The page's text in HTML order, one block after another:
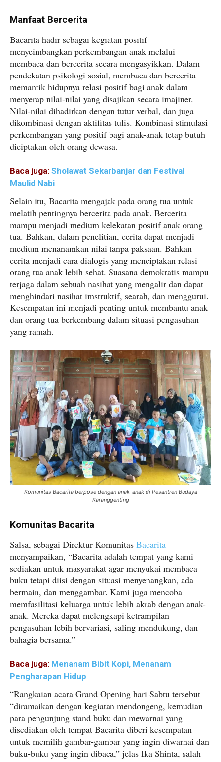
Manfaat Bercerita
Bacarita hadir sebagai kegiatan positif
menyeimbangkan perkembangan anak melalui
membaca dan bercerita secara mengasyikkan. Dalam
pendekatan psikologi sosial, membaca dan bercerita
memantik hidupnya relasi positif bagi anak dalam
menyerap nilai-nilai yang disajikan secara imajiner.
Nilai-nilai dihadirkan dengan tutur verbal, dan juga
dikombinasi dengan aktifitas tulis. Kombinasi stimulasi
perkembangan yang positif bagi anak-anak tetap butuh
diciptakan oleh orang dewasa.
Baca juga: Sholawat Sekarbanjar dan Festival
Maulid Nabi
Selain itu, Bacarita mengajak pada orang tua untuk
melatih pentingnya bercerita pada anak. Bercerita
mampu menjadi medium kelekatan positif anak orang
tua. Bahkan, dalam penelitian, cerita dapat menjadi
medium menanamkan nilai tanpa paksaan. Bahkan
cerita menjadi cara dialogis yang menciptakan relasi
orang tua anak lebih sehat. Suasana demokratis mampu
terjaga dalam sebuah nasihat yang mengalir dan dapat
menghindari nasihat imstruktif, searah, dan menggurui.
Kesempatan ini menjadi penting untuk membantu anak
dan orang tua berkembang dalam situasi pengasuhan
yang ramah.
Komunitas Bacarita berpose dengan anak-anak di Pesantren Budaya
Karanggenting
Komunitas Bacarita
Salsa, sebagai Direktur Komunitas Bacarita
menyampaikan, “Bacarita adalah tempat yang kami
sediakan untuk masyarakat agar menyukai membaca
buku tetapi diisi dengan situasi menyenangkan, ada
bermain, dan menggambar. Kami juga mencoba
memfasilitasi keluarga untuk lebih akrab dengan anak-
anak. Mereka dapat melengkapi ketrampilan
pengasuhan lebih bervariasi, saling mendukung, dan
bahagia bersama.”
Baca juga: Menanam Bibit Kopi, Menanam
Pengharapan Hidup
“Rangkaian acara Grand Opening hari Sabtu tersebut
“diramaikan dengan kegiatan mendongeng, kemudian
para pengunjung stand buku dan mewarnai yang
disediakan oleh tempat Bacarita diberi kesempatan
untuk memilih gambar-gambar yang ingin diwarnai dan
buku-buku yang ingin dibaca,” jelas Ika Shinta, salah